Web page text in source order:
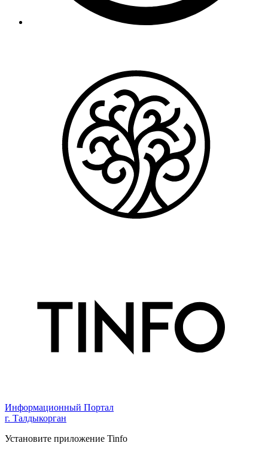
Информационный Портал
г. Талдыкорган
Установите приложение Tinfo